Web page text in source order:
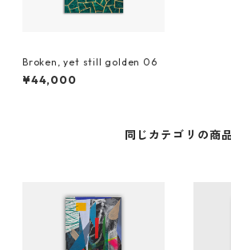
Broken, yet still golden 06
¥44,000
同じカテゴリの商